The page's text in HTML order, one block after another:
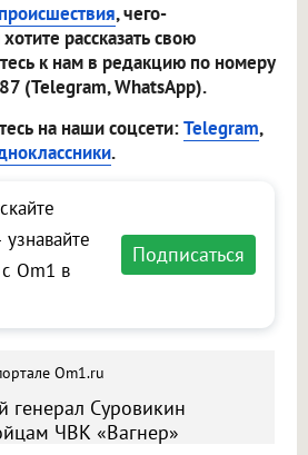
происшествия, чего-
рассказать свою
к нам в редакцию по номеру
(Telegram, WhatsApp).
на наши соцсети:Telegram,
.
Om1 в
Подписаться
Om1.ru
генерал Суровикин
ЧВК «Вагнер»